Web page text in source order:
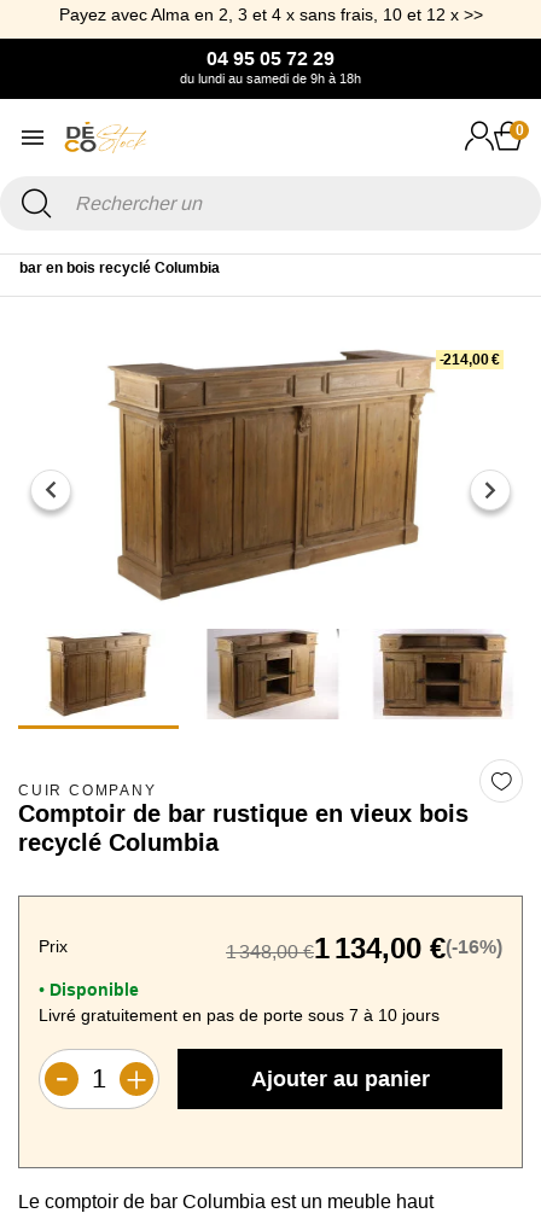
Payez avec Alma en 2, 3 et 4 x sans frais, 10 et 12 x >>
04 95 05 72 29
du lundi au samedi de 9h à 18h
0
bar en bois recyclé Columbia
-214,00 €
CUIR COMPANY
Comptoir de bar rustique en vieux bois
recyclé Columbia
Prix 1 348,00 €1 134,00 €(-16%)
• Disponible
Livré gratuitement en pas de porte sous 7 à 10 jours
Ajouter au panier
Le comptoir de bar Columbia est un meuble haut